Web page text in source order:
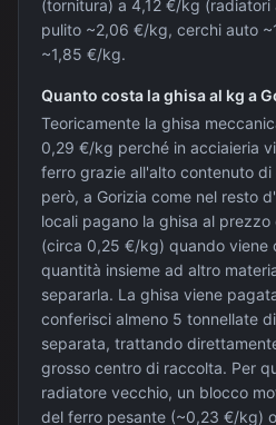
(tornitura) a 4,12 €/kg (radiatori
pulito ~2,06 €/kg, cerchi auto
~1,85 €/kg.
Quanto costa la ghisa al kg a
Teoricamente la ghisa
0,29 €/kg perché in acciaieria
ferro grazie all'alto contenuto
però, a Gorizia come nel resto
locali pagano la ghisa al
(circa 0,25 €/kg) quando viene
quantità insieme ad altro
separarla. La ghisa viene
conferisci almeno 5 tonnellate
separata, trattando
grosso centro di raccolta. Per
radiatore vecchio, un blocco
del ferro pesante (~0,23 €/kg)